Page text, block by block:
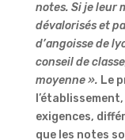
notes. Si je leur
dévalorisés et
d’angoisse de
conseil de
moyenne ». Le
exigences,
que les notes